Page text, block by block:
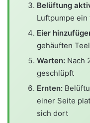
Belüftung
Luftpumpe
Eier
gehäuften
Warten: Nach
geschlüpft
Ernten:
einer Seite
sich dort